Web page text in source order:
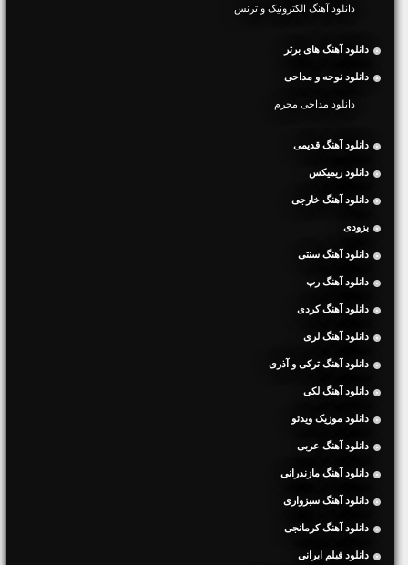
دانلود آهنگ الکترونیک و ترنس
دانلود آهنگ های برتر
دانلود نوحه و مداحی
دانلود مداحی محرم
دانلود آهنگ قدیمی
دانلود ریمیکس
دانلود آهنگ خارجی
بزودی
دانلود آهنگ سنتی
دانلود آهنگ رپ
دانلود آهنگ کردی
دانلود آهنگ لری
دانلود آهنگ ترکی و آذری
دانلود آهنگ لکی
دانلود موزیک ویدئو
دانلود آهنگ عربی
دانلود آهنگ مازندرانی
دانلود آهنگ سبزواری
دانلود آهنگ کرمانجی
دانلود فیلم ایرانی